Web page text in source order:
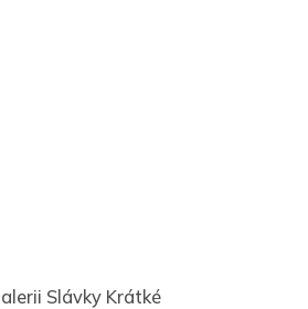
Slávky Krátké